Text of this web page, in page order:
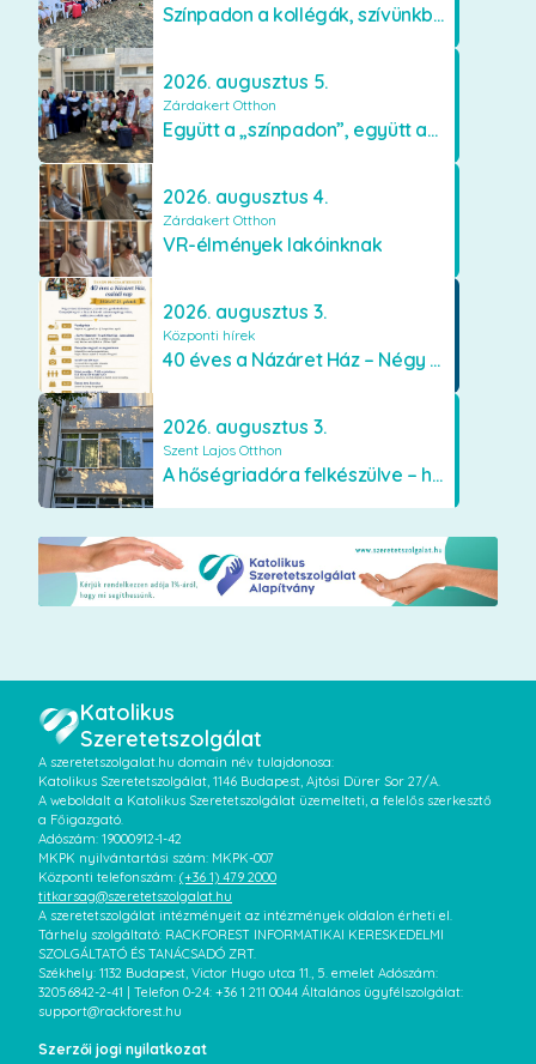
Színpadon a kollégák, szívünkben a lakók
2026. augusztus 5.
Zárdakert Otthon
Együtt a „színpadon”, együtt az élményekért 🎭✨
2026. augusztus 4.
Zárdakert Otthon
VR-élmények lakóinknak
2026. augusztus 3.
Központi hírek
40 éves a Názáret Ház – Négy évtized szeretetben és gondoskodásban
2026. augusztus 3.
Szent Lajos Otthon
A hőségriadóra felkészülve – hűsítő fejlesztések a Szent Lajos Otthonban
Katolikus
Szeretetszolgálat
A szeretetszolgalat.hu domain név tulajdonosa:
Katolikus Szeretetszolgálat, 1146 Budapest, Ajtósi Dürer Sor 27/A.
A weboldalt a Katolikus Szeretetszolgálat üzemelteti, a felelős szerkesztő
a Főigazgató.
Adószám: 19000912-1-42
MKPK nyilvántartási szám: MKPK-007
Központi telefonszám: (+36 1) 479 2000
titkarsag@szeretetszolgalat.hu
A szeretetszolgálat intézményeit az intézmények oldalon érheti el.
Tárhely szolgáltató: RACKFOREST INFORMATIKAI KERESKEDELMI
SZOLGÁLTATÓ ÉS TANÁCSADÓ ZRT.
Székhely: 1132 Budapest, Victor Hugo utca 11., 5. emelet Adószám:
32056842-2-41 | Telefon 0-24: +36 1 211 0044 Általános ügyfélszolgálat:
support@rackforest.hu
Szerzői jogi nyilatkozat